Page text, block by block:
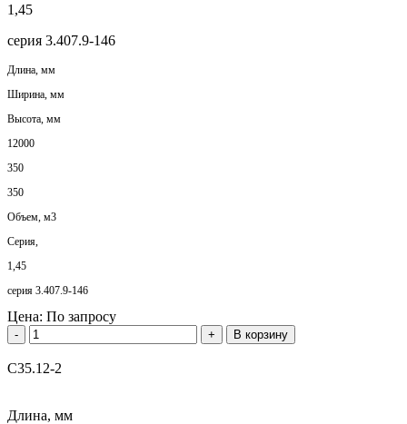
1,45
серия 3.407.9-146
Длина, мм
Ширина, мм
Высота, мм
12000
350
350
Объем, м3
Серия,
1,45
серия 3.407.9-146
Цена: По запросу
- + В корзину
С35.12-2
Длина, мм